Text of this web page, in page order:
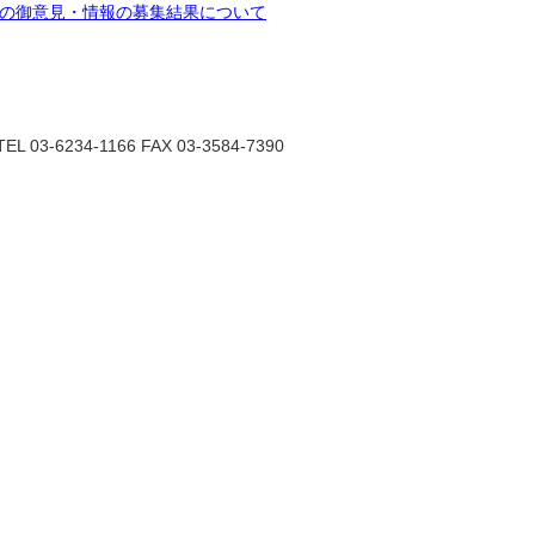
御意見・情報の募集結果について
03-6234-1166 FAX 03-3584-7390